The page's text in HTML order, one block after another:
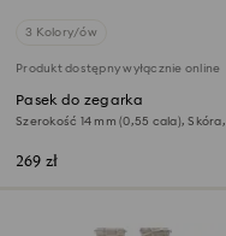
3 Kolory/ów
Produkt dostępny wyłącznie online
Pasek do zegarka
Szerokość 14 mm (0,55 cala), Skóra,
269 zł